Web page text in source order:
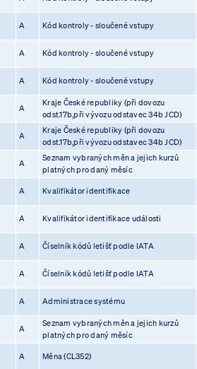
A Kód kontroly - sloučené vstupy
A Kód kontroly - sloučené vstupy
A Kód kontroly - sloučené vstupy
A
Kraje České republiky (při dovozu
odst.17b,při vývozu odstavec 34b JCD)
A
Kraje České republiky (při dovozu
odst.17b,při vývozu odstavec 34b JCD)
A
Seznam vybraných měn a jejich kurzů
platných pro daný měsíc
A Kvalifikátor identifikace
A Kvalifikátor identifikace události
A Číselník kódů letišť podle IATA
A Číselník kódů letišť podle IATA
A Administrace systému
A
Seznam vybraných měn a jejich kurzů
platných pro daný měsíc
A Měna (CL352)